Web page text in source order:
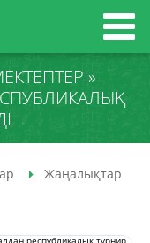
Жаңалықтар